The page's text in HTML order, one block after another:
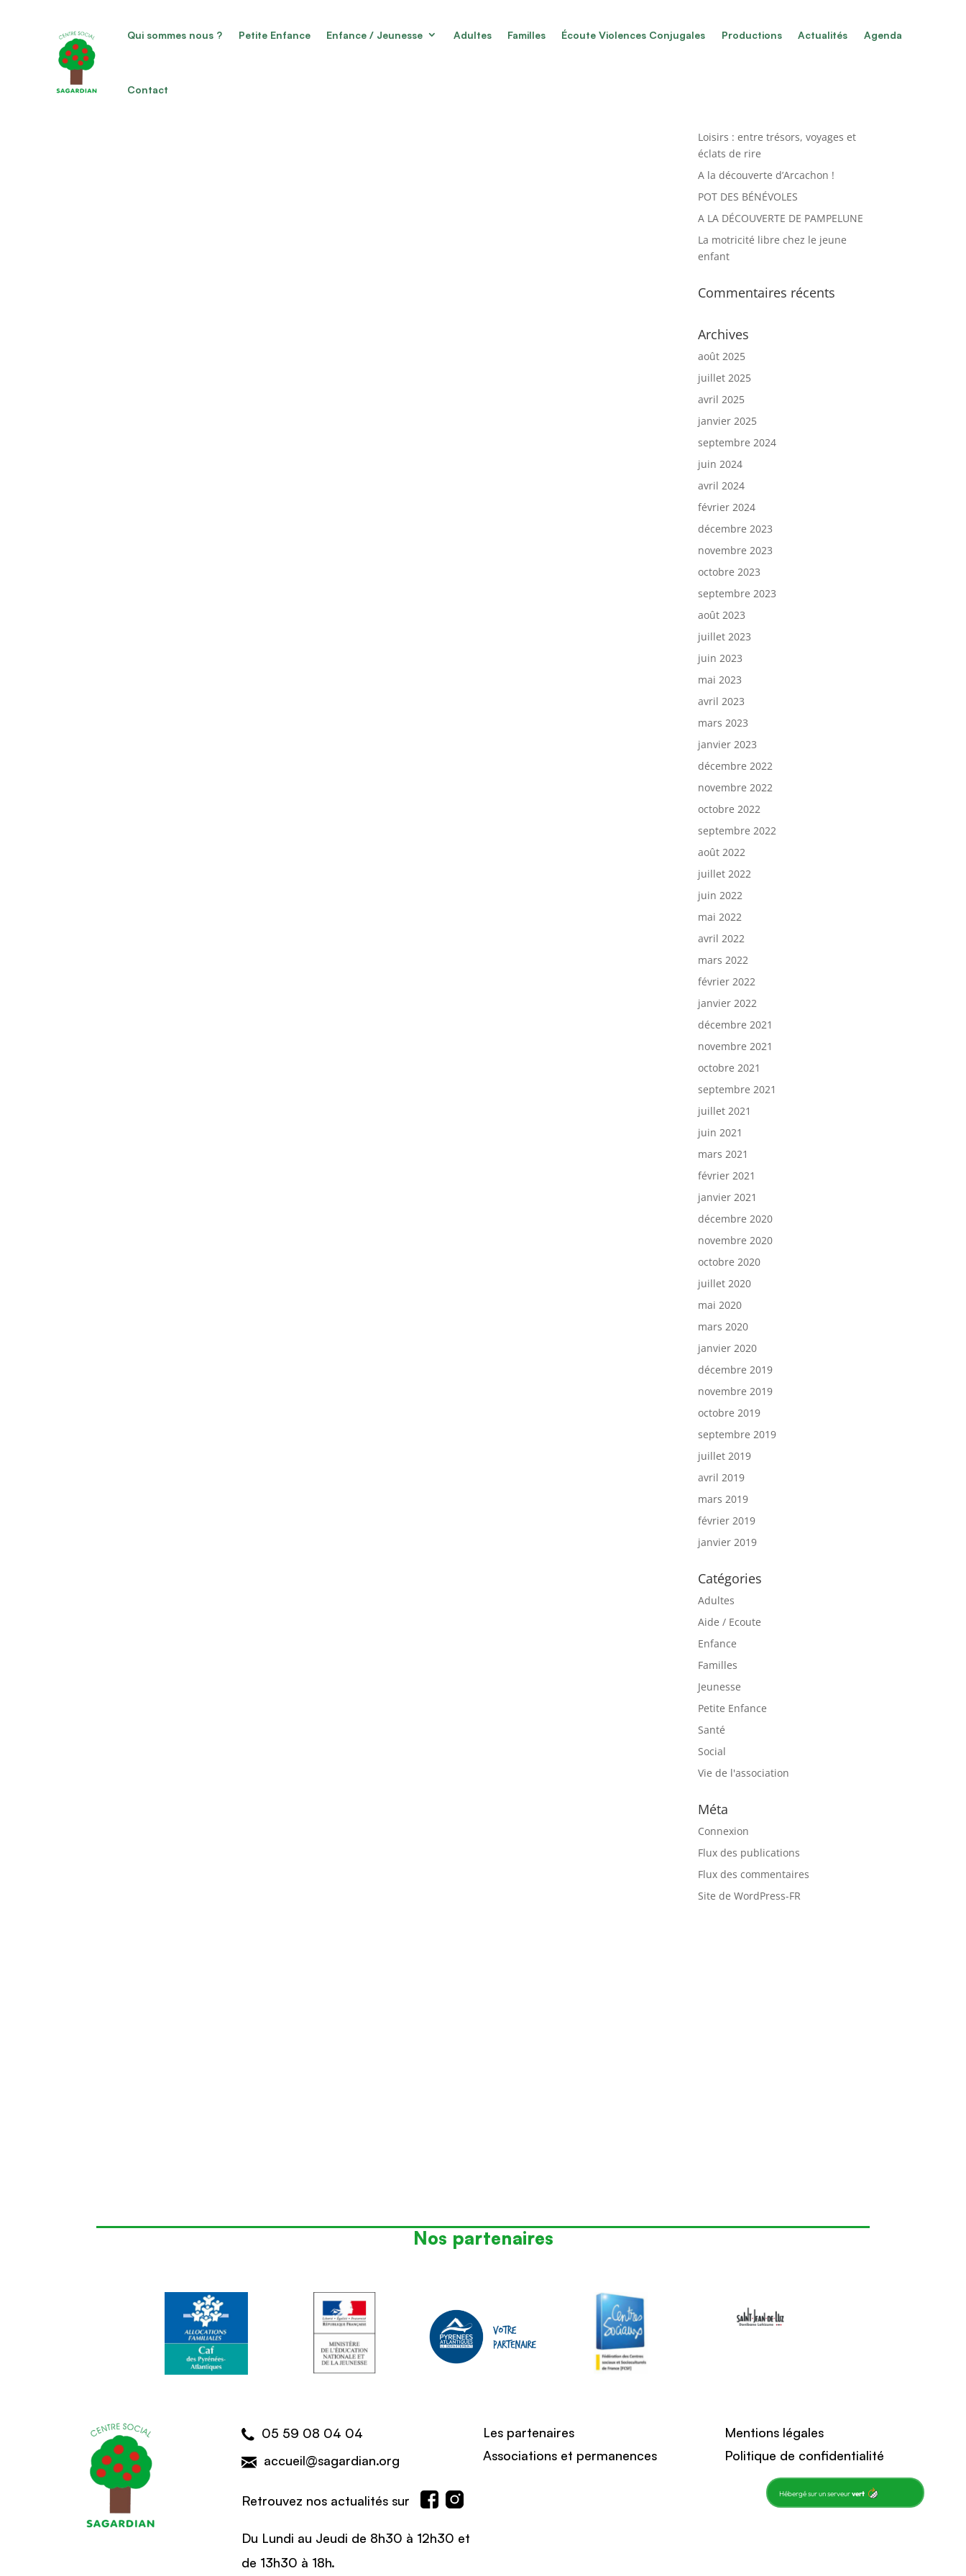
Qui sommes nous ? Petite Enfance Enfance / Jeunesse Adultes Familles Écoute Violences Conjugales Productions Actualités Agenda
Contact
Loisirs : entre trésors, voyages et
éclats de rire
A la découverte d’Arcachon !
POT DES BÉNÉVOLES
A LA DÉCOUVERTE DE PAMPELUNE
La motricité libre chez le jeune
enfant
Commentaires récents
Archives
août 2025
juillet 2025
avril 2025
janvier 2025
septembre 2024
juin 2024
avril 2024
février 2024
décembre 2023
novembre 2023
octobre 2023
septembre 2023
août 2023
juillet 2023
juin 2023
mai 2023
avril 2023
mars 2023
janvier 2023
décembre 2022
novembre 2022
octobre 2022
septembre 2022
août 2022
juillet 2022
juin 2022
mai 2022
avril 2022
mars 2022
février 2022
janvier 2022
décembre 2021
novembre 2021
octobre 2021
septembre 2021
juillet 2021
juin 2021
mars 2021
février 2021
janvier 2021
décembre 2020
novembre 2020
octobre 2020
juillet 2020
mai 2020
mars 2020
janvier 2020
décembre 2019
novembre 2019
octobre 2019
septembre 2019
juillet 2019
avril 2019
mars 2019
février 2019
janvier 2019
Catégories
Adultes
Aide / Ecoute
Enfance
Familles
Jeunesse
Petite Enfance
Santé
Social
Vie de l'association
Méta
Connexion
Flux des publications
Flux des commentaires
Site de WordPress-FR
Nos partenaires
05 59 08 04 04
accueil@sagardian.org
Retrouvez nos actualités sur
Du Lundi au Jeudi de 8h30 à 12h30 et
de 13h30 à 18h.
Les partenaires
Associations et permanences
Mentions légales
Politique de confidentialité
Hébergé sur un serveurvert